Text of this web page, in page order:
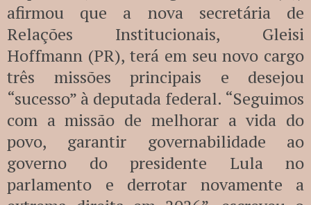
afirmou que a nova secretária de
Relações Institucionais, Gleisi
Hoffmann (PR), terá em seu novo cargo
três missões principais e desejou
“sucesso” à deputada federal. “Seguimos
com a missão de melhorar a vida do
povo, garantir governabilidade ao
governo do presidente Lula no
parlamento e derrotar novamente a